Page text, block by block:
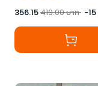
356.15419.00บาท -15